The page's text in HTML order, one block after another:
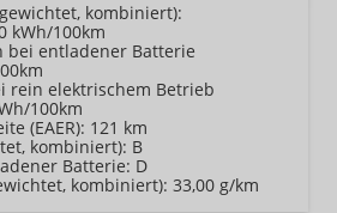
kombiniert):
kWh/100km
bei entladener Batterie
rein elektrischem Betrieb
100km
(EAER): 121 km
kombiniert): B
Batterie: D
kombiniert): 33,00 g/km